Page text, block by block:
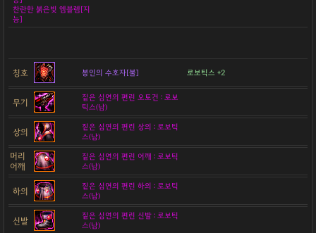
찬란한 붉은빛 엠블렘[지
능]
칭호 봉인의 수호자[불] 로보틱스 +2
무기
짙은 심연의 편린 오토건 : 로보
틱스(남)
상의
짙은 심연의 편린 상의 : 로보틱
스(남)
머리
어깨
짙은 심연의 편린 어깨 : 로보틱
스(남)
하의
짙은 심연의 편린 하의 : 로보틱
스(남)
신발
짙은 심연의 편린 신발 : 로보틱
스(남)